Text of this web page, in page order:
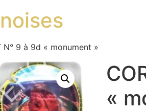
N° 9 à 9d « monument »
«